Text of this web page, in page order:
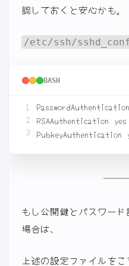
認しておくと安心かも。
/etc/ssh/
BASH
2
3
もし公開鍵とパスワー
場合は、
上述の設定ファイルをこ